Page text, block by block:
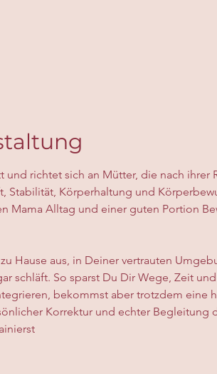
und richtet sich an Mütter, die nach
Stabilität, Körperhaltung und
Mama Alltag und einer guten Portion
Hause aus, in Deiner vertrauten
schläft. So sparst Du Dir Wege, Zeit
bekommst aber trotzdem eine
Korrektur und echter Begleitung